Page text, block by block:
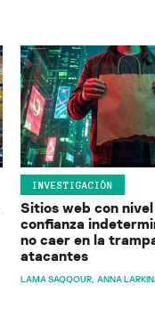
INVESTIGACIÓN
Sitios web con
confianza
no caer en la
atacantes
LAMA SAQQOUR ANNA